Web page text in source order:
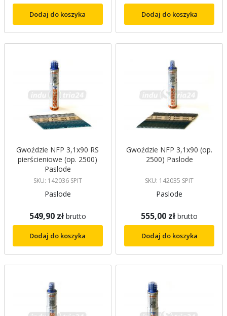
Dodaj do koszyka Dodaj do koszyka
Gwoździe NFP 3,1x90 RS
pierścieniowe (op. 2500)
Paslode
SKU: 142036 SPIT
Paslode
549,90 zł brutto
Dodaj do koszyka
Gwoździe NFP 3,1x90 (op.
2500) Paslode
SKU: 142035 SPIT
Paslode
555,00 zł brutto
Dodaj do koszyka